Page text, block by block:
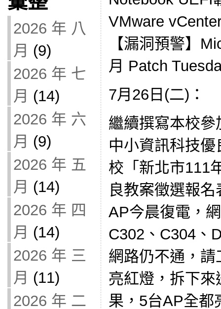
2026 年 八
月 (9)
2026 年 七
月 (14)
2026 年 六
月 (9)
2026 年 五
月 (14)
2026 年 四
月 (14)
2026 年 三
月 (11)
2026 年 二
VMware
【漏洞預警】
月 Patch
7月26日(二)：
繼續撰寫本校
中小資訊科技
校「新北市111
良教案徵選報
AP今晨復電，
C302、C304、
網路仍不通，
亮紅燈，拆下
果，5台AP全都